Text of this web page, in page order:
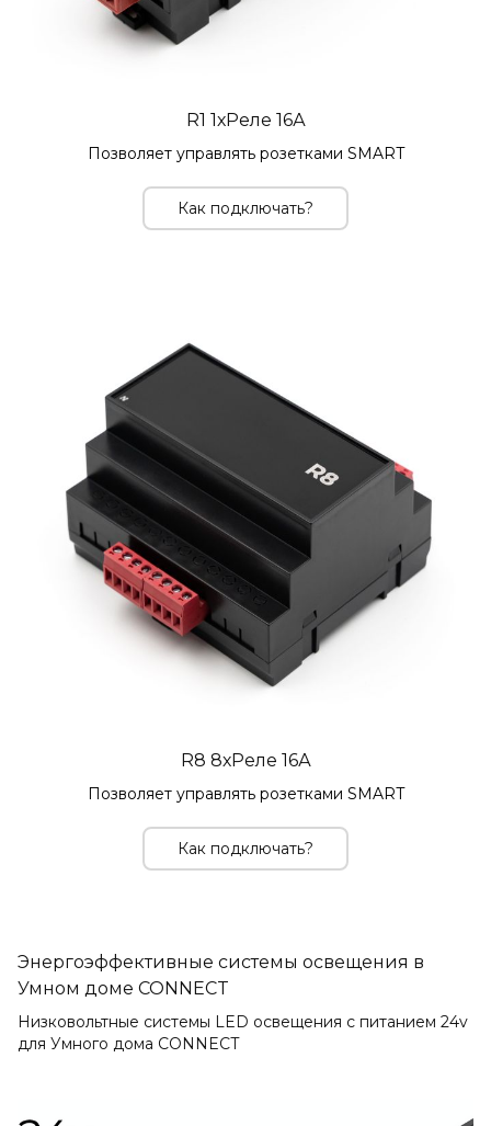
R1 1хРеле 16А
Позволяет управлять розетками SMART
Как подключать?
R8 8хРеле 16А
Позволяет управлять розетками SMART
Как подключать?
Энергоэффективные системы освещения в
Умном доме CONNECT
Низковольтные системы LED освещения с питанием 24v
для Умного дома CONNECT